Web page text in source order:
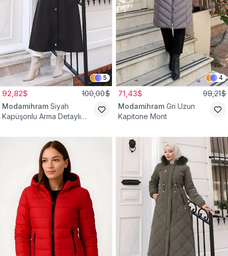
5
92,82$ 100,00$
Modamihram Siyah
Kapüşonlu Arma Detaylı
4
71,43$ 98,21$
Modamihram Gri Uzun
Kapitone Mont